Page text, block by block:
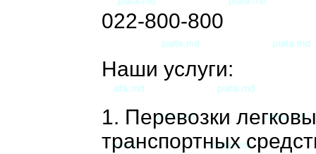
022-800-800
Наши услуги:
1. Перевозки
транспортных